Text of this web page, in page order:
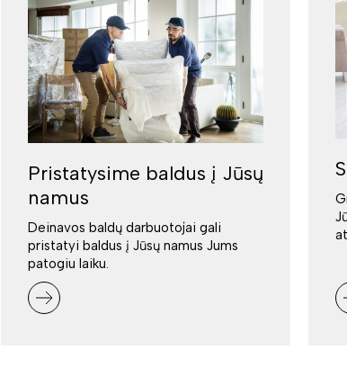
Pristatysime baldus į Jūsų
namus
Deinavos baldų darbuotojai gali
pristatyi baldus į Jūsų namus Jums
patogiu laiku.